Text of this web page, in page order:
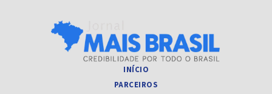
INÍCIO
PARCEIROS